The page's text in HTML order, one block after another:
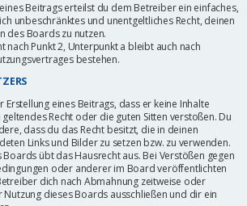
Beitrags erteilst du dem Betreiber ein einfaches,
unbeschränktes und unentgeltliches Recht, deinen
des Boards zu nutzen.
nach Punkt 2, Unterpunkt a bleibt auch nach
bestehen.
Erstellung eines Beitrags, dass er keine Inhalte
Recht oder die guten Sitten verstoßen. Du
dass du das Recht besitzt, die in deinen
Links und Bilder zu setzen bzw. zu verwenden.
übt das Hausrecht aus. Bei Verstößen gegen
oder anderer im Board veröffentlichten
dich nach Abmahnung zeitweise oder
dieses Boards ausschließen und dir ein